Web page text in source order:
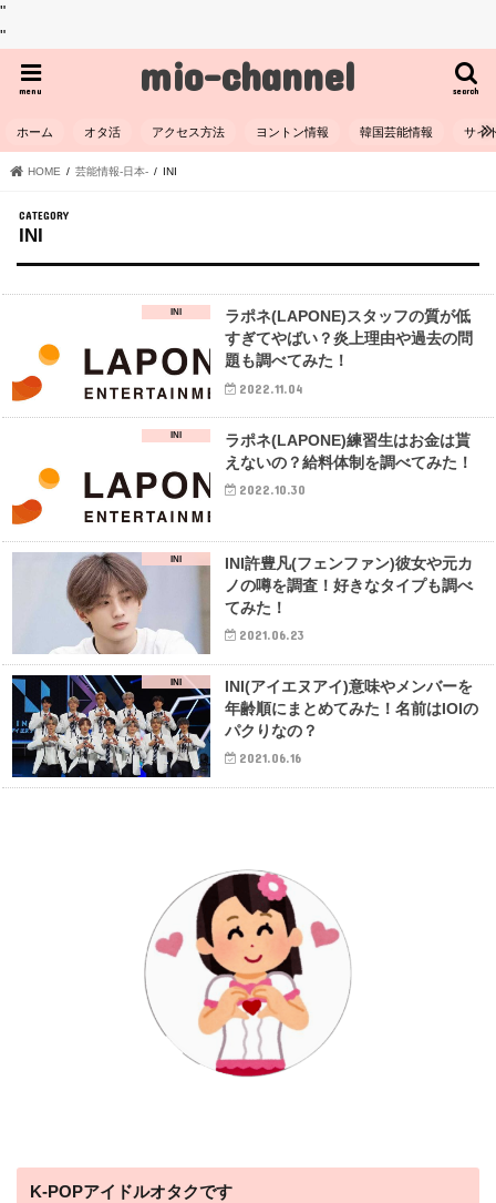
"
"
mio-channel search
menu
ホーム オタ活 アクセス方法 ヨントン情報 韓国芸能情報 サイ
HOME 芸能情報-日本- INI
INI
INI
ラポネ(LAPONE)スタッフの質が低
すぎてやばい？炎上理由や過去の問
題も調べてみた！
2022.11.04
INI
ラポネ(LAPONE)練習生はお金は貰
えないの？給料体制を調べてみた！
2022.10.30
INI
INI許豊凡(フェンファン)彼女や元カ
ノの噂を調査！好きなタイプも調べ
てみた！
2021.06.23
INI
INI(アイエヌアイ)意味やメンバーを
年齢順にまとめてみた！名前はIOIの
パクりなの？
2021.06.16
K-POPアイドルオタクです